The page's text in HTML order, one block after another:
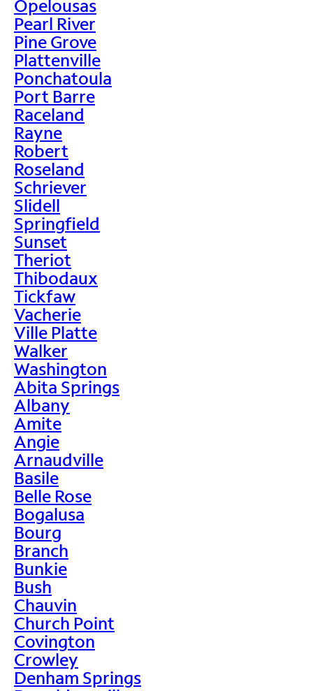
Opelousas
Pearl River
Pine Grove
Plattenville
Ponchatoula
Port Barre
Raceland
Rayne
Robert
Roseland
Schriever
Slidell
Springfield
Sunset
Theriot
Thibodaux
Tickfaw
Vacherie
Ville Platte
Walker
Washington
Abita Springs
Albany
Amite
Angie
Arnaudville
Basile
Belle Rose
Bogalusa
Bourg
Branch
Bunkie
Bush
Chauvin
Church Point
Covington
Crowley
Denham Springs